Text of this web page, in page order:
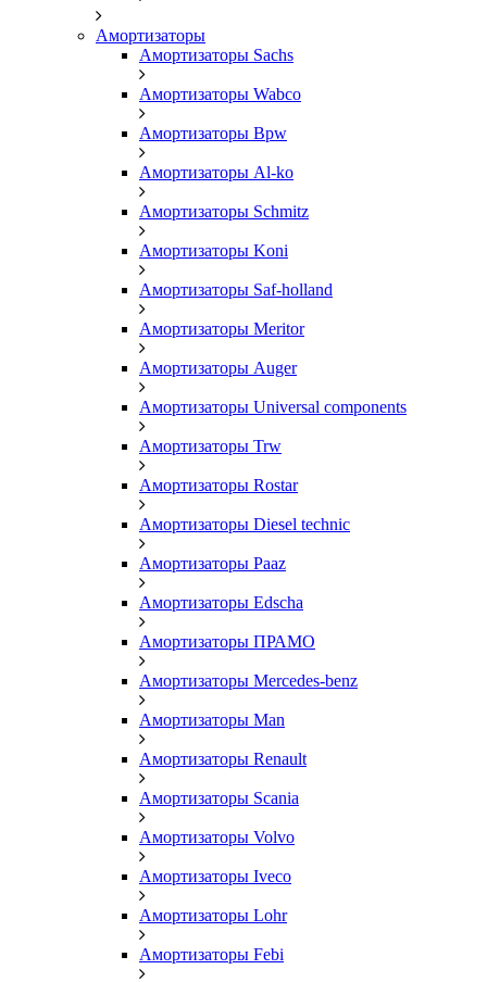
Амортизаторы
Амортизаторы Sachs
Амортизаторы Wabco
Амортизаторы Bpw
Амортизаторы Al-ko
Амортизаторы Schmitz
Амортизаторы Koni
Амортизаторы Saf-holland
Амортизаторы Meritor
Амортизаторы Auger
Амортизаторы Universal components
Амортизаторы Trw
Амортизаторы Rostar
Амортизаторы Diesel technic
Амортизаторы Paaz
Амортизаторы Edscha
Амортизаторы ПРАМО
Амортизаторы Mercedes-benz
Амортизаторы Man
Амортизаторы Renault
Амортизаторы Scania
Амортизаторы Volvo
Амортизаторы Iveco
Амортизаторы Lohr
Амортизаторы Febi